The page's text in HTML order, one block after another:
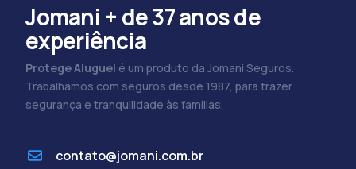
Jomani + de 37 anos de
experiência
Protege Aluguel é um produto da Jomani Seguros.
Trabalhamos com seguros desde 1987, para trazer
segurança e tranquilidade às famílias.
contato@jomani.com.br